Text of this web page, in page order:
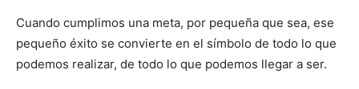
Cuando cumplimos una meta, por pequeña que sea, ese
pequeño éxito se convierte en el símbolo de todo lo que
podemos realizar, de todo lo que podemos llegar a ser.